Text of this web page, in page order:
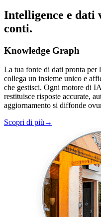
Intelligence e dati
conti.
Knowledge Graph
La tua fonte di dati pronta
collega un insieme unico e
che gestisci. Ogni motore di
restituisce risposte accurate,
aggiornamento si diffonde
Scopri di più →